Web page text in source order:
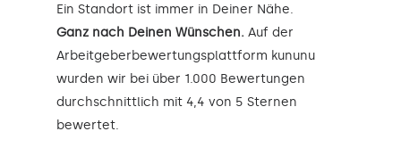
Ein Standort ist immer in Deiner Nähe.
Ganz nach Deinen Wünschen. Auf der
Arbeitgeberbewertungsplattform kununu
wurden wir bei über 1.000 Bewertungen
durchschnittlich mit 4,4 von 5 Sternen
bewertet.